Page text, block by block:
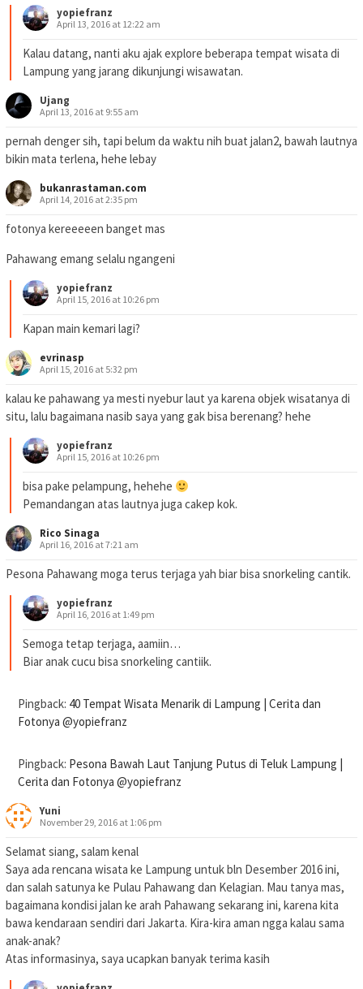
yopiefranz
April 13, 2016 at 12:22 am
Kalau datang, nanti aku ajak explore beberapa tempat wisata di
Lampung yang jarang dikunjungi wisawatan.
Ujang
April 13, 2016 at 9:55 am
pernah denger sih, tapi belum da waktu nih buat jalan2, bawah lautnya
bikin mata terlena, hehe lebay
bukanrastaman.com
April 14, 2016 at 2:35 pm
fotonya kereeeeen banget mas
Pahawang emang selalu ngangeni
yopiefranz
April 15, 2016 at 10:26 pm
Kapan main kemari lagi?
evrinasp
April 15, 2016 at 5:32 pm
kalau ke pahawang ya mesti nyebur laut ya karena objek wisatanya di
situ, lalu bagaimana nasib saya yang gak bisa berenang? hehe
yopiefranz
April 15, 2016 at 10:26 pm
bisa pake pelampung, hehehe
Pemandangan atas lautnya juga cakep kok.
Rico Sinaga
April 16, 2016 at 7:21 am
Pesona Pahawang moga terus terjaga yah biar bisa snorkeling cantik.
yopiefranz
April 16, 2016 at 1:49 pm
Semoga tetap terjaga, aamiin…
Biar anak cucu bisa snorkeling cantiik.
Pingback: 40 Tempat Wisata Menarik di Lampung | Cerita dan
Fotonya @yopiefranz
Pingback: Pesona Bawah Laut Tanjung Putus di Teluk Lampung |
Cerita dan Fotonya @yopiefranz
Yuni
November 29, 2016 at 1:06 pm
Selamat siang, salam kenal
Saya ada rencana wisata ke Lampung untuk bln Desember 2016 ini,
dan salah satunya ke Pulau Pahawang dan Kelagian. Mau tanya mas,
bagaimana kondisi jalan ke arah Pahawang sekarang ini, karena kita
bawa kendaraan sendiri dari Jakarta. Kira-kira aman ngga kalau sama
anak-anak?
Atas informasinya, saya ucapkan banyak terima kasih